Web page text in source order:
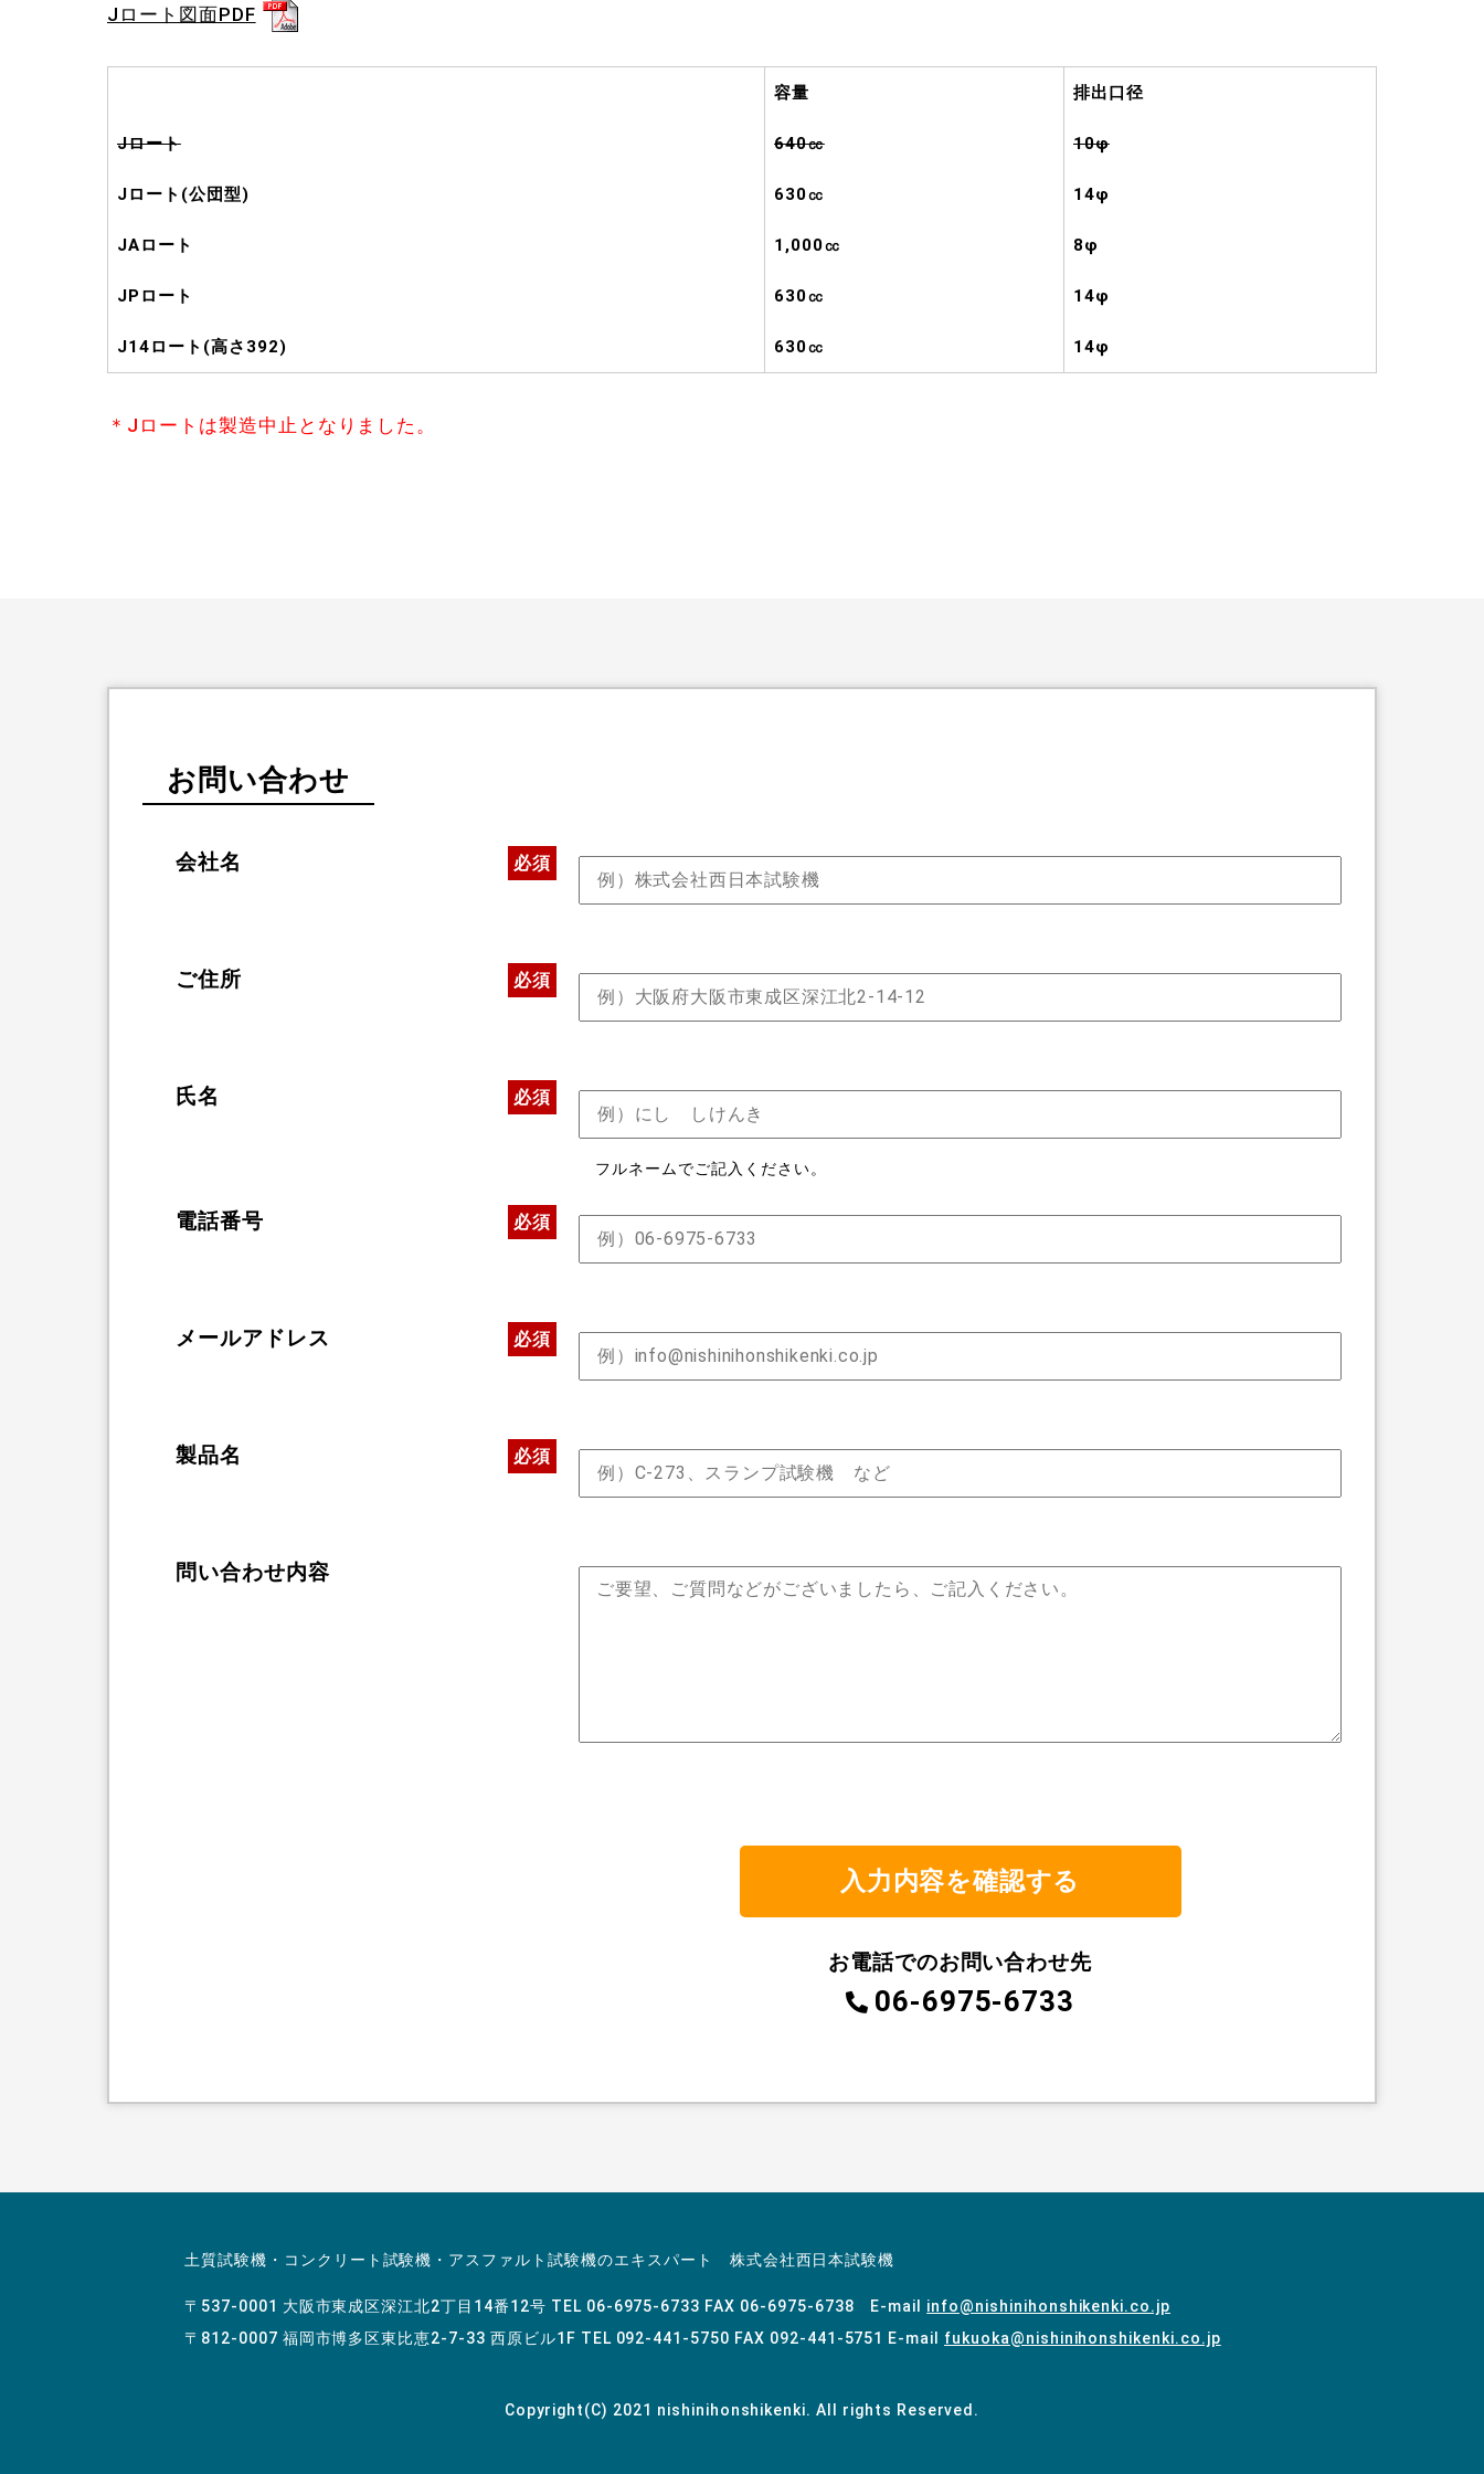
Jロート図面PDF
容量 排出口径
Jロート 640㏄ 10φ
Jロート(公団型) 630㏄ 14φ
JAロート 1,000㏄ 8φ
JPロート 630㏄ 14φ
J14ロート(高さ392) 630㏄ 14φ
＊Jロートは製造中止となりました。
お問い合わせ
会社名 必須
ご住所 必須
氏名 必須
フルネームでご記入ください。
電話番号 必須
メールアドレス 必須
製品名 必須
問い合わせ内容
お電話でのお問い合わせ先
06-6975-6733
土質試験機・コンクリート試験機・アスファルト試験機のエキスパート 株式会社西日本試験機
〒537-0001 大阪市東成区深江北2丁目14番12号 TEL 06-6975-6733 FAX 06-6975-6738 E-mail info@nishinihonshikenki.co.jp
〒812-0007 福岡市博多区東比恵2-7-33 西原ビル1F TEL 092-441-5750 FAX 092-441-5751 E-mail fukuoka@nishinihonshikenki.co.jp
Copyright(C) 2021 nishinihonshikenki. All rights Reserved.